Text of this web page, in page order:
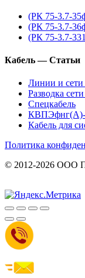
(РК 75-3.7-
(РК 75-3.7-
(РК 75-3.7-
Кабель — Статьи
Линии и сети
Разводка
Спецкабель
КВПЭфнг(А)-
Кабель для
Политика
© 2012-2026 ООО